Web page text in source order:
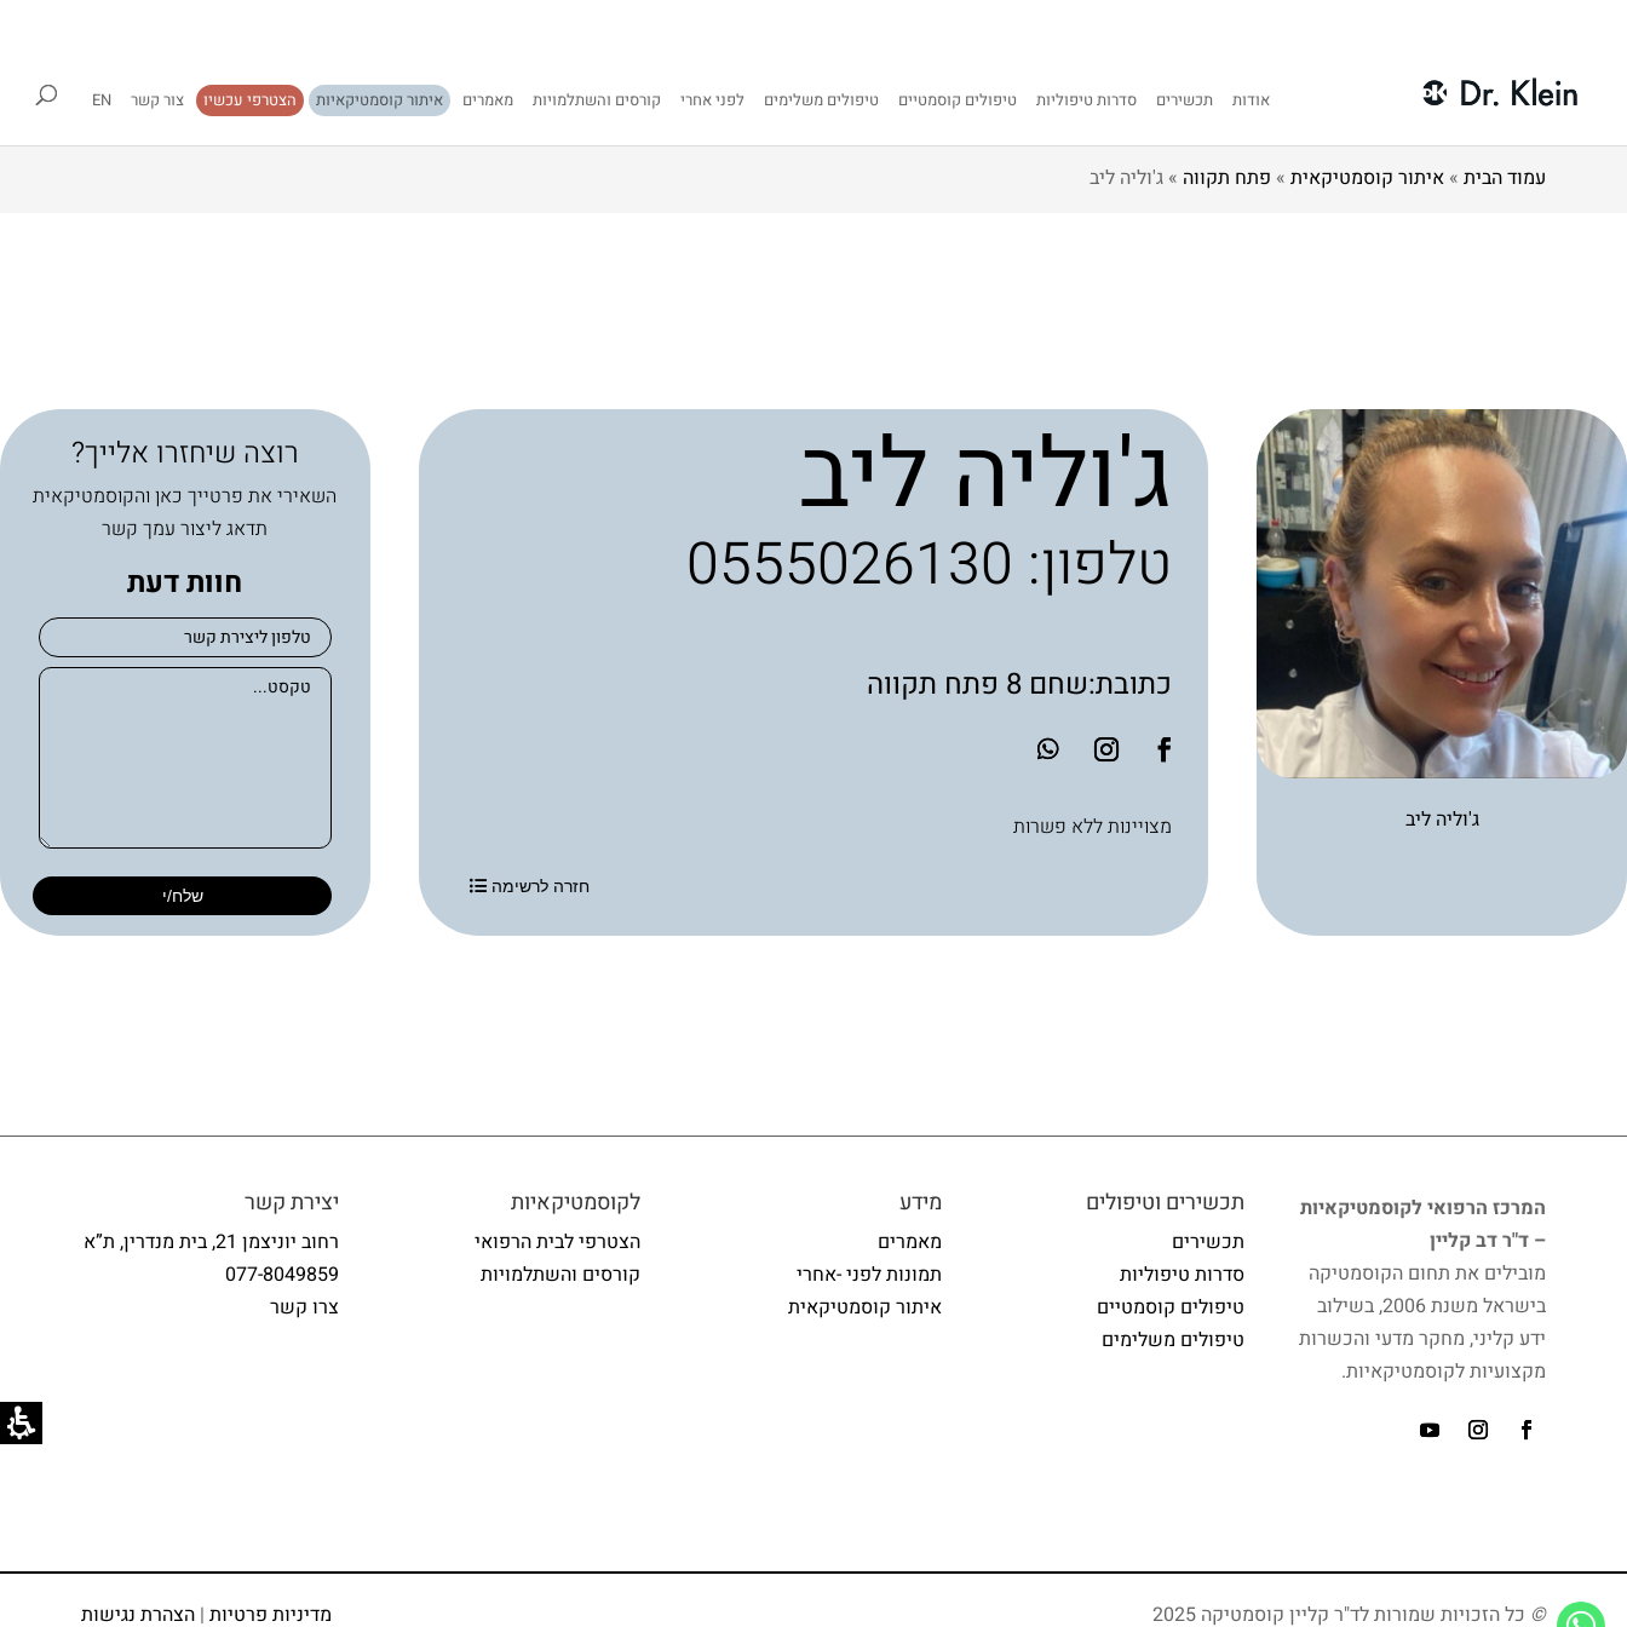
אודות תכשירים סדרות טיפוליות טיפולים קוסמטיים טיפולים משלימים לפני אחרי קורסים והשתלמויות מאמרים איתור קוסמטיקאיות הצטרפי עכשיו צור קשר EN
עמוד הבית »איתור קוסמטיקאית » פתח תקווה »ג'וליה ליב
רוצה שיחזרו אלייך?
השאירי את פרטייך כאן והקוסמטיקאית
תדאג ליצור עמך קשר
חוות דעת
שלח/י
ג'וליה ליב
טלפון: 0555026130
כתובת:שחם 8 פתח תקווה
מצויינות ללא פשרות
חזרה לרשימה
ג'וליה ליב
יצירת קשר
רחוב יוניצמן 21, בית מנדרין, ת”א
077-8049859
צרו קשר
לקוסמטיקאיות
הצטרפי לבית הרפואי
קורסים והשתלמויות
מידע
מאמרים
תמונות לפני -אחרי
איתור קוסמטיקאית
תכשירים וטיפולים
תכשירים
סדרות טיפוליות
טיפולים קוסמטיים
טיפולים משלימים
המרכז הרפואי לקוסמטיקאיות
– ד"ר דב קליין
מובילים את תחום הקוסמטיקה
בישראל משנת 2006, בשילוב
ידע קליני, מחקר מדעי והכשרות
מקצועיות לקוסמטיקאיות.
מדיניות פרטיות| הצהרת נגישות © כל הזכויות שמורות לד"ר קליין קוסמטיקה 2025